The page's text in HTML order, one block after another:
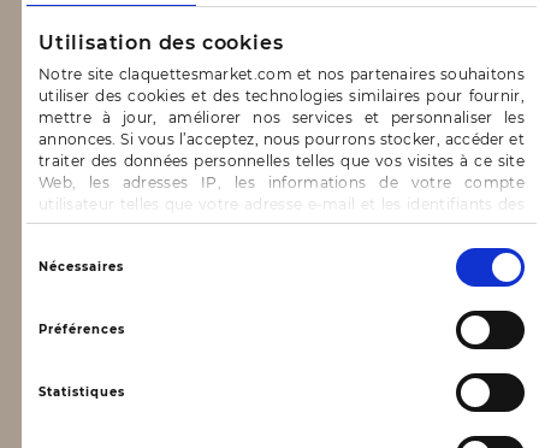
Utilisation des cookies
Notre site claquettesmarket.com et nos partenaires souhaitons
utiliser des cookies et des technologies similaires pour fournir,
mettre à jour, améliorer nos services et personnaliser les
annonces. Si vous l’acceptez, nous pourrons stocker, accéder et
traiter des données personnelles telles que vos visites à ce site
Web, les adresses IP, les informations de votre compte
utilisateur telles que votre adresse e-mail et les identifiants des
cookies.
Vous avez le choix d’« Accepter » pour consentir à ces
utilisations, de « Refuser » pour vous y opposer ou
de sélectionner vos préférences concernant chaque catégorie
de cookie en cliquant sur « Valider la sélection » pour valider vos
options. Vous pouvez à tout moment modifier vos préférences
Nécessaires
Préférences
Statistiques
Blog
CONTACT & AIDE
FAQ
Nous contacter
INFORMATIONS
Mentions légales
Données personnelles, vie privée